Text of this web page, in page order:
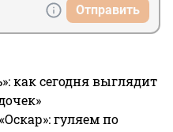
Отправить
как сегодня выглядит
гуляем по